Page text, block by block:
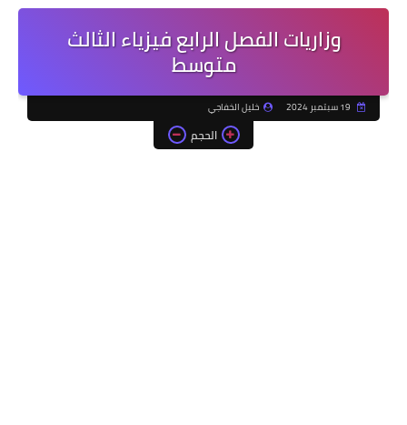
وزاريات الفصل الرابع فيزياء الثالث
متوسط
خليل الخفاجي
الحجم